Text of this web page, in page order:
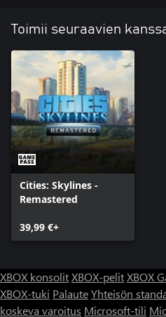
Toimii seuraavien
Cities: Skylines -
Remastered
39,99 €+
XBOX konsolitXBOX-pelitXBOX
XBOX-tuki PalauteYhteisön
koskeva varoitus Microsoft-tili